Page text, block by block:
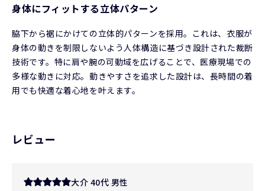
身体にフィットする立体パターン
脇下から裾にかけての立体的パターンを採用。これは、衣服が
身体の動きを制限しないよう人体構造に基づき設計された裁断
技術です。特に肩や腕の可動域を広げることで、医療現場での
多様な動きに対応。動きやすさを追求した設計は、長時間の着
用でも快適な着心地を叶えます。
レビュー
大介 40代 男性